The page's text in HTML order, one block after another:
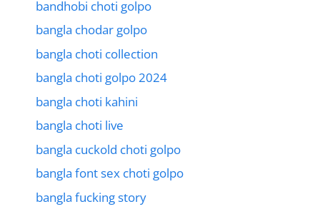
bandhobi choti golpo
bangla chodar golpo
bangla choti collection
bangla choti golpo 2024
bangla choti kahini
bangla choti live
bangla cuckold choti golpo
bangla font sex choti golpo
bangla fucking story